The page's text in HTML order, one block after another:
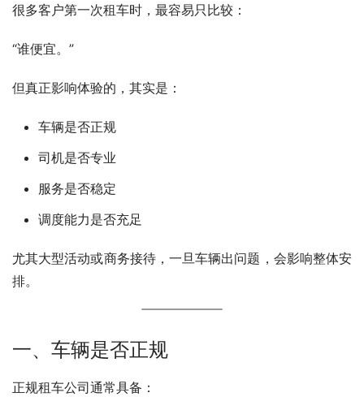
很多客户第一次租车时，最容易只比较：
“谁便宜。”
但真正影响体验的，其实是：
车辆是否正规
司机是否专业
服务是否稳定
调度能力是否充足
尤其大型活动或商务接待，一旦车辆出问题，会影响整体安
排。
一、车辆是否正规
正规租车公司通常具备：